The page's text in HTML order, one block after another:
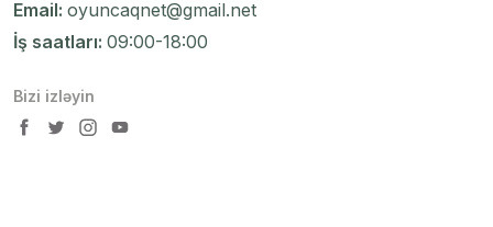
Email: oyuncaqnet@gmail.net
İş saatları: 09:00-18:00
Bizi izləyin